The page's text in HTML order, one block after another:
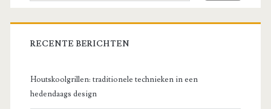
RECENTE BERICHTEN
Houtskoolgrillen: traditionele technieken in een
hedendaags design